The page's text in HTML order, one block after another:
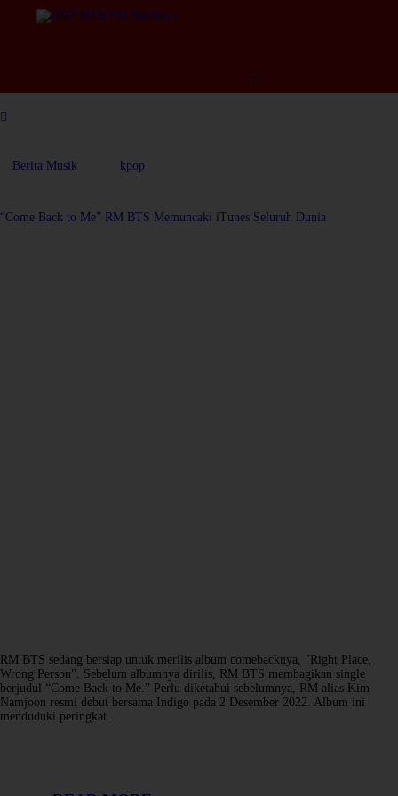
Berita Musik kpop
“Come Back to Me” RM BTS Memuncaki iTunes Seluruh Dunia
RM BTS sedang bersiap untuk merilis album comebacknya, "Right Place,
Wrong Person". Sebelum albumnya dirilis, RM BTS membagikan single
berjudul “Come Back to Me.” Perlu diketahui sebelumnya, RM alias Kim
Namjoon resmi debut bersama Indigo pada 2 Desember 2022. Album ini
menduduki peringkat…